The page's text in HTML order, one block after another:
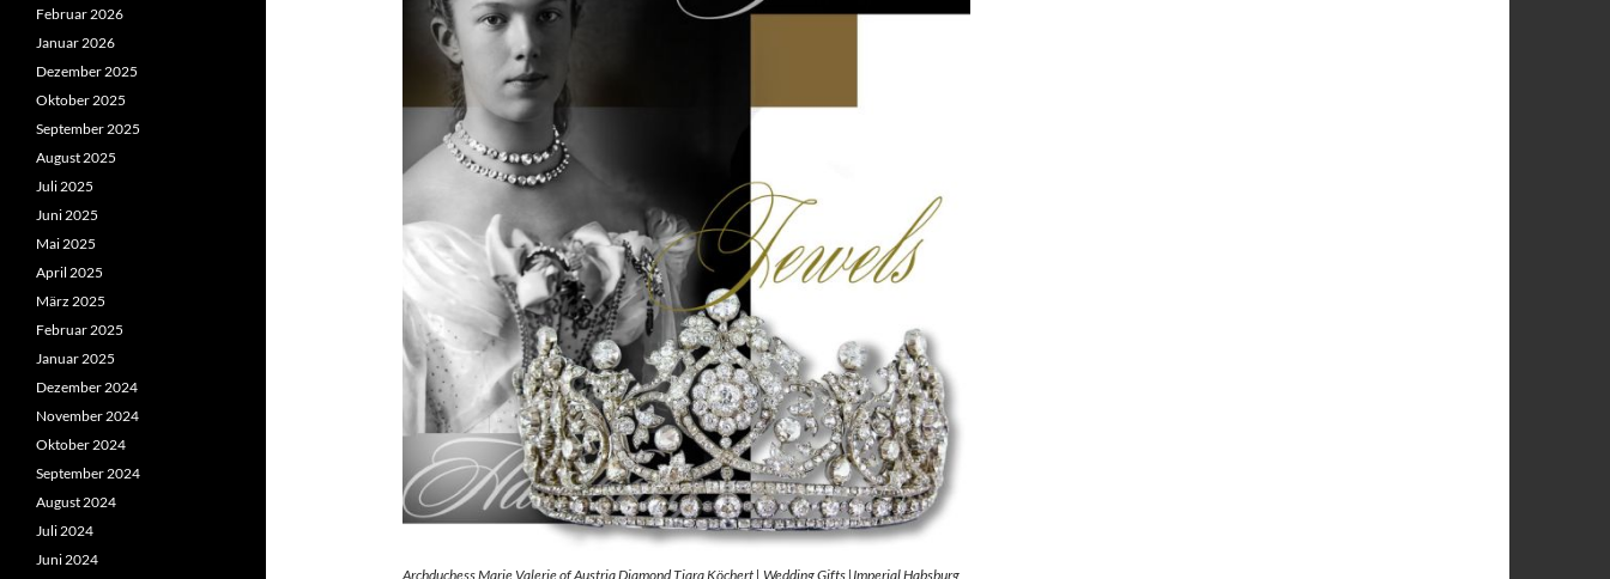
Archduchess Marie Valerie of Austria Diamond Tiara Köchert | Wedding Gifts |Imperial Habsburg
Februar 2026
Januar 2026
Dezember 2025
Oktober 2025
September 2025
August 2025
Juli 2025
Juni 2025
Mai 2025
April 2025
März 2025
Februar 2025
Januar 2025
Dezember 2024
November 2024
Oktober 2024
September 2024
August 2024
Juli 2024
Juni 2024